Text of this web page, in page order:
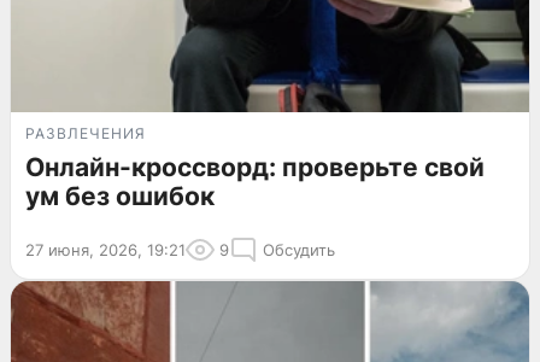
РАЗВЛЕЧЕНИЯ
Онлайн-кроссворд: проверьте свой
ум без ошибок
27 июня, 2026, 19:21 9 Обсудить